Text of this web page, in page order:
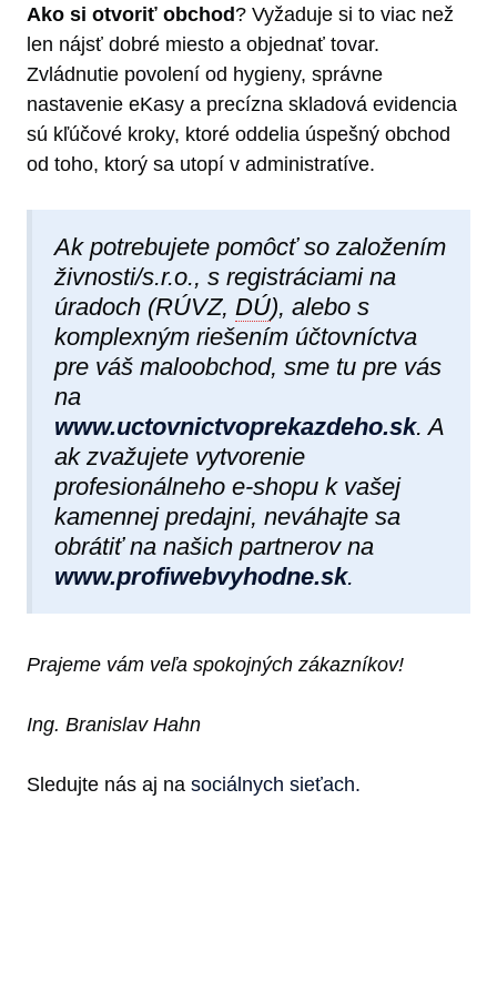
Ako si otvoriť obchod? Vyžaduje si to viac než
len nájsť dobré miesto a objednať tovar.
Zvládnutie povolení od hygieny, správne
nastavenie eKasy a precízna skladová evidencia
sú kľúčové kroky, ktoré oddelia úspešný obchod
od toho, ktorý sa utopí v administratíve.
Ak potrebujete pomôcť so založením
živnosti/s.r.o., s registráciami na
úradoch (RÚVZ, DÚ), alebo s
komplexným riešením účtovníctva
pre váš maloobchod, sme tu pre vás
na
www.uctovnictvoprekazdeho.sk. A
ak zvažujete vytvorenie
profesionálneho e-shopu k vašej
kamennej predajni, neváhajte sa
obrátiť na našich partnerov na
www.profiwebvyhodne.sk.
Prajeme vám veľa spokojných zákazníkov!
Ing. Branislav Hahn
Sledujte nás aj na sociálnych sieťach.